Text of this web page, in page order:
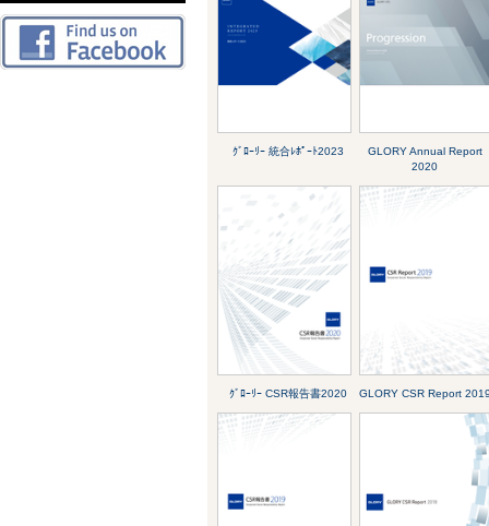
ｸﾞﾛｰﾘｰ 統合ﾚﾎﾟｰﾄ2023
GLORY Annual Report
2020
ｸﾞﾛｰﾘｰ CSR報告書2020 GLORY CSR Report